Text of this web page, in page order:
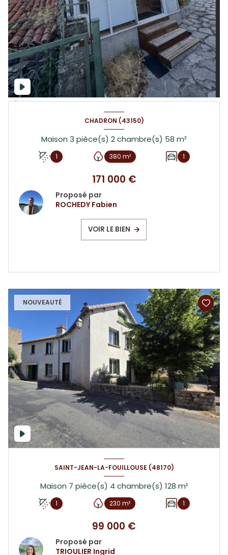
CHADRON (43150)
Maison 3 pièce(s) 2 chambre(s) 58 m²
1 380 m² 1
171 000 €
Proposé par
ROCHEDY Fabien
VOIR LE BIEN
NOUVEAUTÉ
SAINT-JEAN-LA-FOUILLOUSE (48170)
Maison 7 pièce(s) 4 chambre(s) 128 m²
1 230 m² 1
99 000 €
Proposé par
TRIOULIER Ingrid